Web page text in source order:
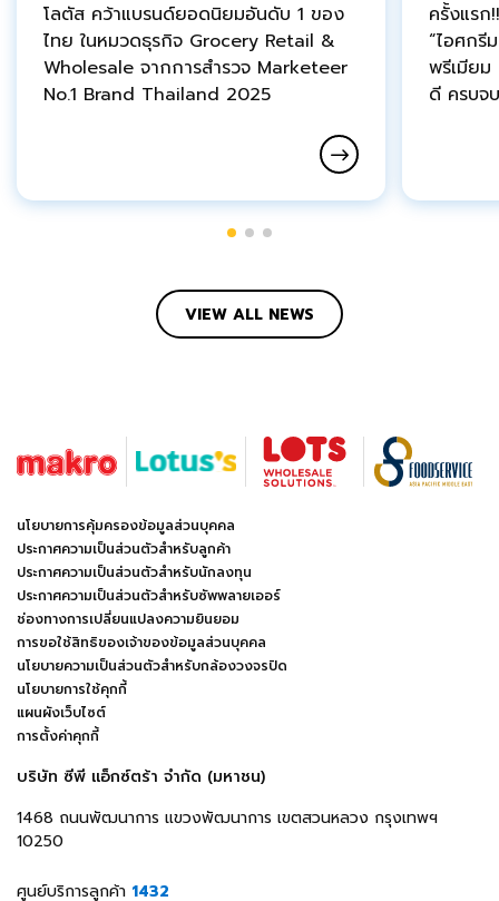
โลตัส คว้าแบรนด์ยอดนิยมอันดับ 1 ของ
ไทย ในหมวดธุรกิจ Grocery Retail &
Wholesale จากการสำรวจ Marketeer
No.1 Brand Thailand 2025
ครั้งแร
“ไอศกรี
พรีเมีย
ดี ครบจ
VIEW ALL NEWS
นโยบายการคุ้มครองข้อมูลส่วนบุคคล
ประกาศความเป็นส่วนตัวสำหรับลูกค้า
ประกาศความเป็นส่วนตัวสำหรับนักลงทุน
ประกาศความเป็นส่วนตัวสำหรับซัพพลายเออร์
ช่องทางการเปลี่ยนแปลงความยินยอม
การขอใช้สิทธิของเจ้าของข้อมูลส่วนบุคคล
นโยบายความเป็นส่วนตัวสำหรับกล้องวงจรปิด
นโยบายการใช้คุกกี้
แผนผังเว็บไซต์
การตั้งค่าคุกกี้
บริษัท ซีพี แอ็กซ์ตร้า จำกัด (มหาชน)
1468 ถนนพัฒนาการ แขวงพัฒนาการ เขตสวนหลวง กรุงเทพฯ
10250
ศูนย์บริการลูกค้า 1432